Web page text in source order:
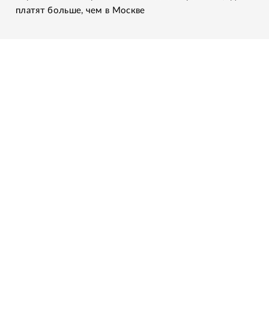
платят больше, чем в Москве